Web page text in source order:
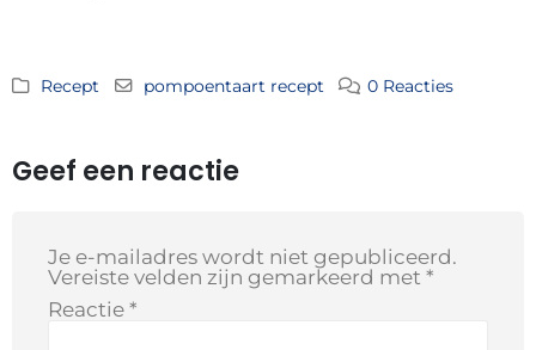
Recept pompoentaart recept 0 Reacties
Geef een reactie
Je e-mailadres wordt niet gepubliceerd.
Vereiste velden zijn gemarkeerd met *
Reactie *